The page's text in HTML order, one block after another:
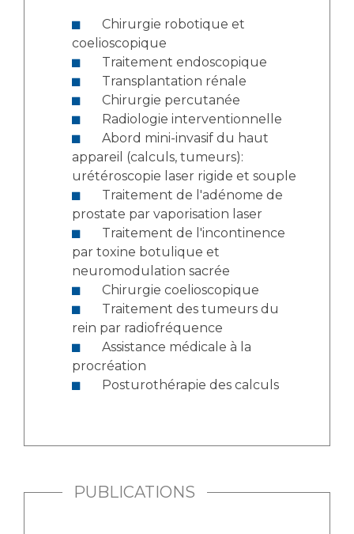
coelioscopique
Traitement endoscopique
Transplantation rénale
Chirurgie percutanée
Radiologie interventionnelle
appareil (calculs, tumeurs):
urétéroscopie laser rigide et souple
prostate par vaporisation laser
par toxine botulique et
neuromodulation sacrée
Chirurgie coelioscopique
rein par radiofréquence
procréation
Posturothérapie des calculs
PUBLICATIONS